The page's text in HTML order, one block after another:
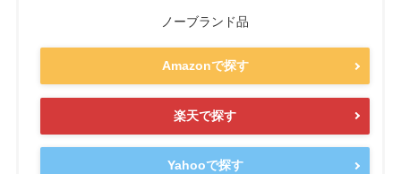
ノーブランド品
Amazonで探す
楽天で探す
Yahooで探す